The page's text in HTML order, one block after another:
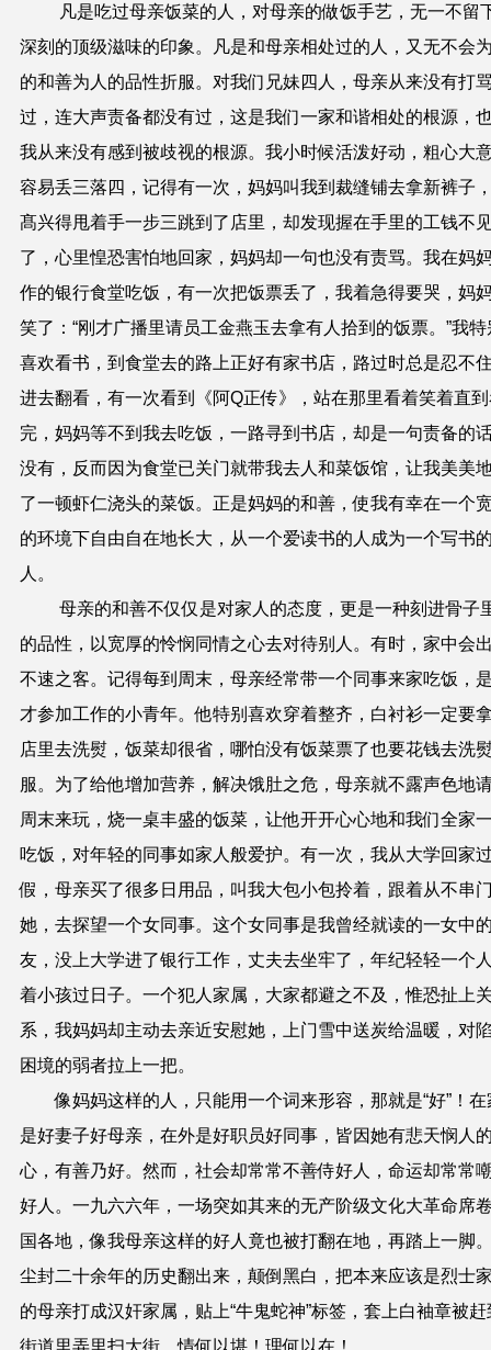
凡是吃过母亲饭菜的人，对母亲的做饭手艺，无一不留
深刻的顶级滋味的印象。凡是和母亲相处过的人，又无不会
的和善为人的品性折服。对我们兄妹四人，母亲从来没有打
过，连大声责备都没有过，这是我们一家和谐相处的根源，
我从来没有感到被歧视的根源。我小时候活泼好动，粗心大
容易丢三落四，记得有一次，妈妈叫我到裁缝铺去拿新裤子
髙兴得甩着手一步三跳到了店里，却发现握在手里的工钱不
了，心里惶恐害怕地回家，妈妈却一句也没有责骂。我在妈
作的银行食堂吃饭，有一次把饭票丢了，我着急得要哭，妈
笑了： “刚才广播里请员工金燕玉去拿有人拾到的饭票。 ”我特
喜欢看书，到食堂去的路上正好有家书店，路过时总是忍不
进去翻看，有一次看到
《阿Q正传》，站在那里看着笑着直
完，妈妈等不到我去吃饭，一路寻到书店，却是一句责备的
没有，反而因为食堂已关门就带我去人和菜饭馆，让我美美
了一顿虾仁浇头的菜饭。正是妈妈的和善，使我有幸在一个
的环境下自由自在地长大，从一个爱读书的人成为一个写书
人。
母亲的和善不仅仅是对家人的态度，更是一种刻进骨子
的品性，以宽厚的怜悯同情之心去对待别人。有时，家中会
不速之客。 记得每到周末，母亲经常带一个同事来家吃饭，
才参加工作的小青年。他特别喜欢穿着整齐，白衬衫一定要
店里去洗熨，饭菜却很省，哪怕没有饭菜票了也要花钱去洗
服。为了给他增加营养，解决饿肚之危，母亲就不露声色地
周末来玩，烧一桌丰盛的饭菜，让他开开心心地和我们全家
吃饭，对年轻的同事如家人般爱护。有一次，我从大学回家
假，母亲买了很多日用品，叫我大包小包拎着，跟着从不串
她，去探望一个女同事。这个女同事是我曾经就读的一女中
友，没上大学进了银行工作，丈夫去坐牢了，年纪轻轻一个
着小孩过日子。一个犯人家属，大家都避之不及，惟恐扯上
系，我妈妈却主动去亲近安慰她，上门雪中送炭给温暖，对
困境的弱者拉上一把。
像妈妈这样的人，只能用一个词来形容，那就是“好” ！
是好妻子好母亲，在外是好职员好同事，皆因她有悲天悯人
心，有善乃好。然而，社会却常常不善侍好人，命运却常常
好人。一九六六年，一场突如其来的无产阶级文化大革命席
国各地，像我母亲这样的好人竟也被打翻在地，再踏上一脚
尘封二十余年的历史翻出来，颠倒黑白，把本来应该是烈士
的母亲打成汉奸家属，贴上“牛鬼蛇神”标签，套上白袖章被赶
街道里弄里扫大街。情何以堪！理何以在！